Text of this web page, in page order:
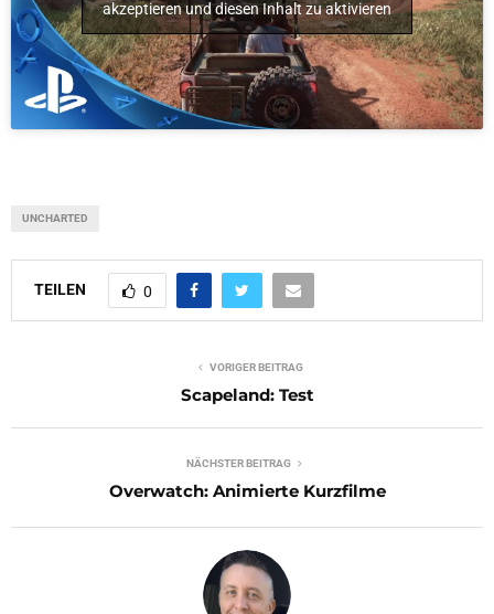
akzeptieren und diesen Inhalt zu aktivieren
UNCHARTED
TEILEN 0
VORIGER BEITRAG
Scapeland: Test
NÄCHSTER BEITRAG
Overwatch: Animierte Kurzfilme